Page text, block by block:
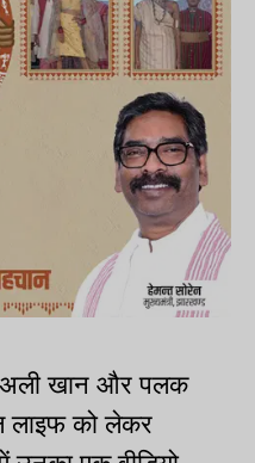
अली खान और पलक
लाइफ को लेकर